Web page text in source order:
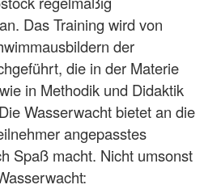
Das Training wird von
der
die in der Materie
in Methodik und Didaktik
Wasserwacht bietet an die
angepasstes
Spaß macht. Nicht umsonst